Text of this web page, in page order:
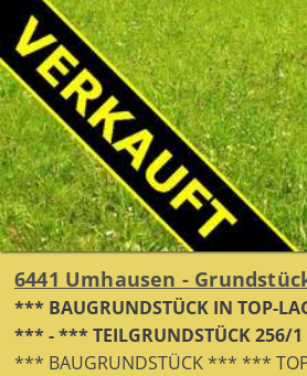
6441 Umhausen -
*** BAUGRUNDSTÜCK IN TOP-
*** - *** TEILGRUNDSTÜCK 256/
*** BAUGRUNDSTÜCK *** ***